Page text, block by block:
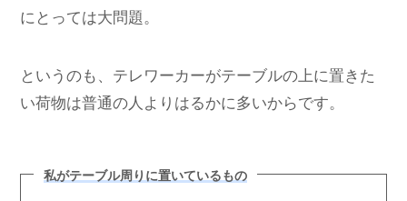
にとっては大問題。
というのも、テレワーカーがテーブルの上に置きた
い荷物は普通の人よりはるかに多いからです。
私がテーブル周りに置いているもの